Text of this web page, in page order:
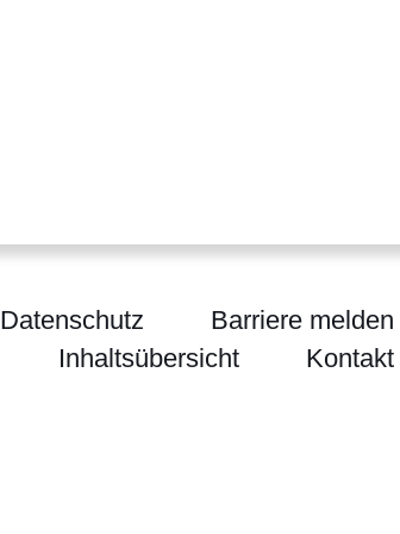
Datenschutz
Barriere melden
Inhaltsübersicht
Kontakt